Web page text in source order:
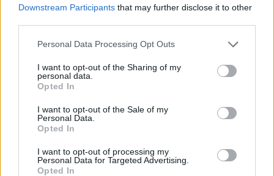
Downstream Participants that may further disclose it to other
Please note that this website/app uses one or more Google
not limited to your visit or usage behaviour. You may click to
grant or deny consent to Google and its third-party tags to
use your data for below specified purposes in below Google
consent section.
Personal Data Processing Opt Outs
I want to opt-out of the Sharing of my
personal data.
Opted In
I want to opt-out of the Sale of my
Personal Data.
Opted In
I want to opt-out of processing my
Personal Data for Targeted Advertising.
Opted In
WorldSBK@WorldSBK
@Petrux9 🤯😮#DutchWorldSBK 🇳🇱
▶